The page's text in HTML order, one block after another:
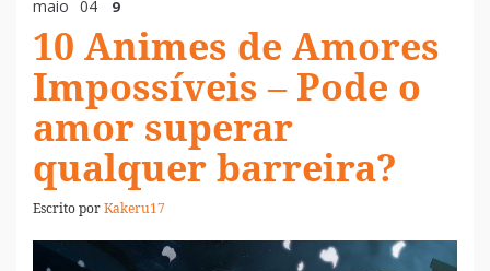
maio 04 9
10 Animes de Amores
Impossíveis – Pode o
amor superar
qualquer barreira?
Escrito porKakeru17